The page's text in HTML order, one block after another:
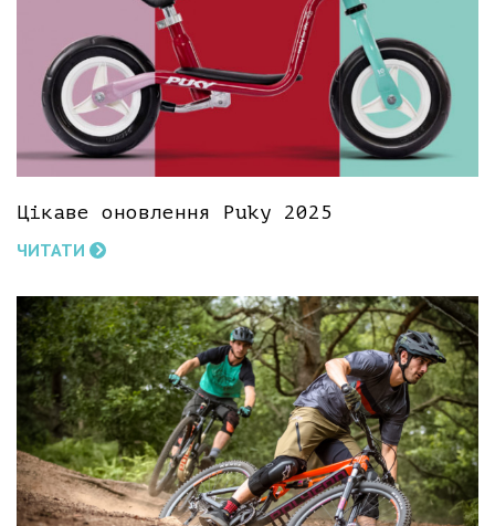
Цікаве оновлення Puky 2025
ЧИТАТИ